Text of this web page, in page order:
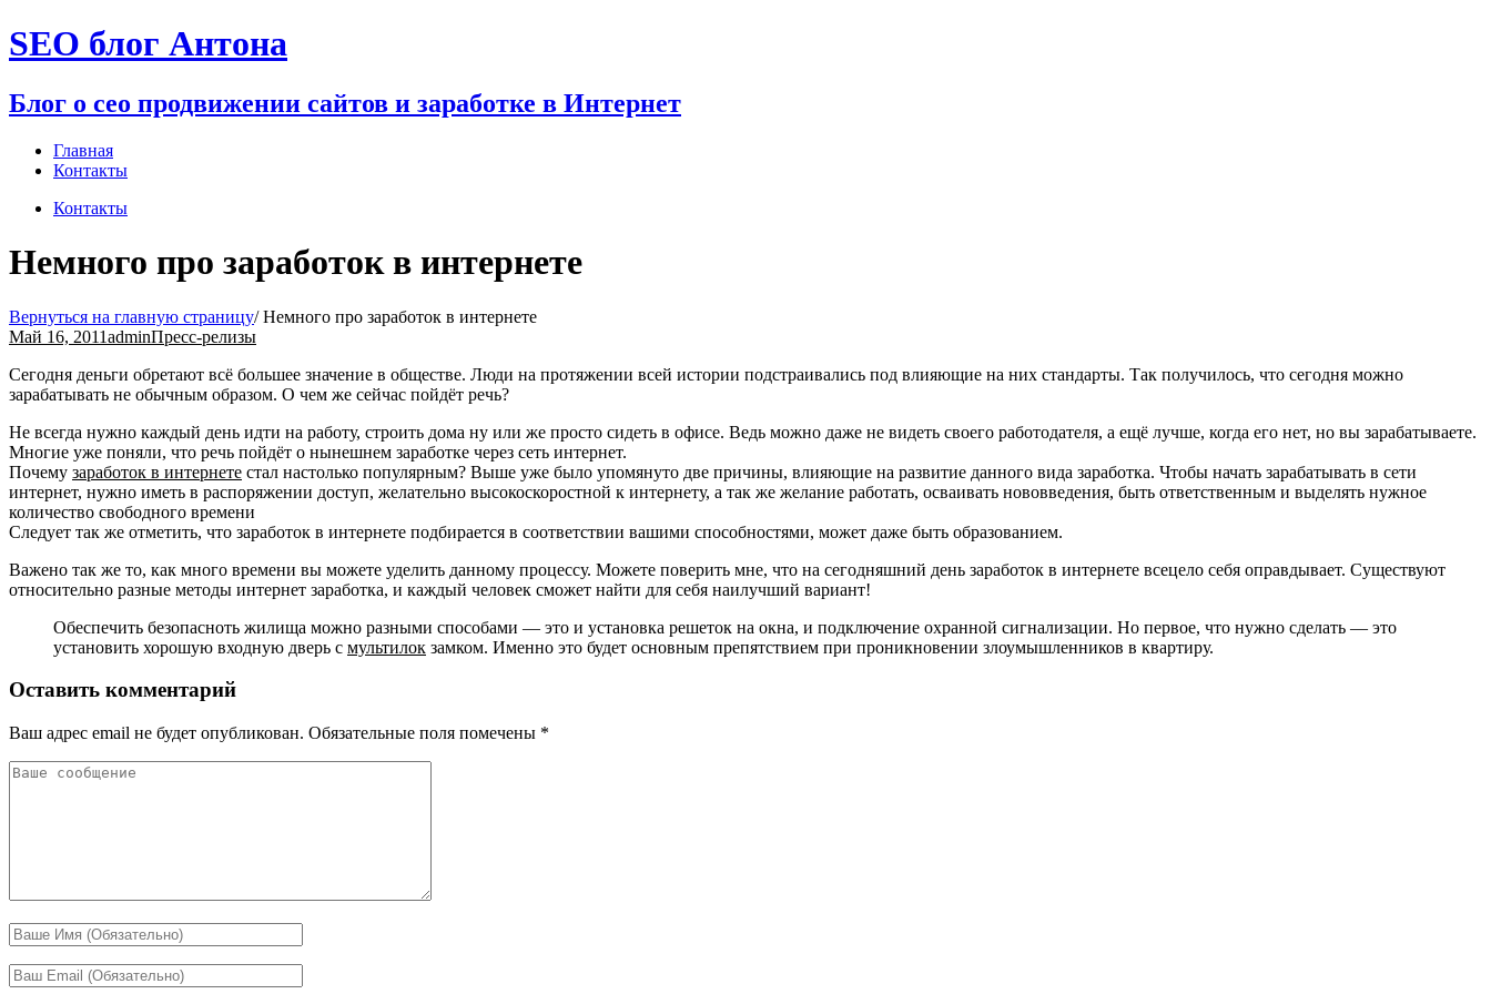
Перейти
к
SEO блог Антона
Блог о сео продвижении сайтов и заработке в Интернет
Главная
Контакты
Контакты
Немного про заработок в интернете
Вернуться на главную страницу/Немного про заработок в интернете
Май 16, 2011adminПресс-релизы
Сегодня деньги обретают всё большее значение в обществе. Люди на протяжении всей истории подстраивались под влияющие на них стандарты. Так получилось, что сегодня можно
зарабатывать не обычным образом. О чем же сейчас пойдёт речь?
Не всегда нужно каждый день идти на работу, строить дома ну или же просто сидеть в офисе. Ведь можно даже не видеть своего работодателя, а ещё лучше, когда его нет, но вы зарабатываете.
Многие уже поняли, что речь пойдёт о нынешнем заработке через сеть интернет.
Почему заработок в интернете стал настолько популярным? Выше уже было упомянуто две причины, влияющие на развитие данного вида заработка. Чтобы начать зарабатывать в сети
интернет, нужно иметь в распоряжении доступ, желательно высокоскоростной к интернету, а так же желание работать, осваивать нововведения, быть ответственным и выделять нужное
количество свободного времени
Следует так же отметить, что заработок в интернете подбирается в соответствии вашими способностями, может даже быть образованием.
Важено так же то, как много времени вы можете уделить данному процессу. Можете поверить мне, что на сегодняшний день заработок в интернете всецело себя оправдывает. Существуют
относительно разные методы интернет заработка, и каждый человек сможет найти для себя наилучший вариант!
Обеспечить безопасноть жилища можно разными способами — это и установка решеток на окна, и подключение охранной сигнализации. Но первое, что нужно сделать — это
установить хорошую входную дверь с мультилок замком. Именно это будет основным препятствием при проникновении злоумышленников в квартиру.
Оставить комментарий
Ваш адрес email не будет опубликован. Обязательные поля помечены *